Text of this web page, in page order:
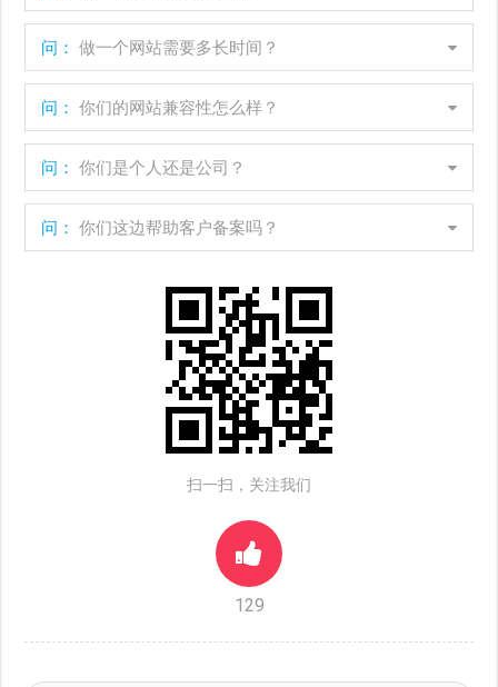
问： 做一个网站需要多长时间？
问： 你们的网站兼容性怎么样？
问： 你们是个人还是公司？
问： 你们这边帮助客户备案吗？
扫一扫，关注我们
129